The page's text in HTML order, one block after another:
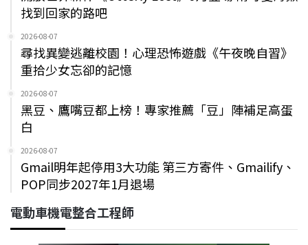
找到回家的路吧
2026-08-07
尋找異變逃離校園！心理恐怖遊戲《午夜晚自習》
重拾少女忘卻的記憶
2026-08-07
黑豆、鷹嘴豆都上榜！專家推薦「豆」陣補足高蛋
白
2026-08-07
Gmail明年起停用3大功能 第三方寄件、Gmailify、
POP同步2027年1月退場
電動車機電整合工程師